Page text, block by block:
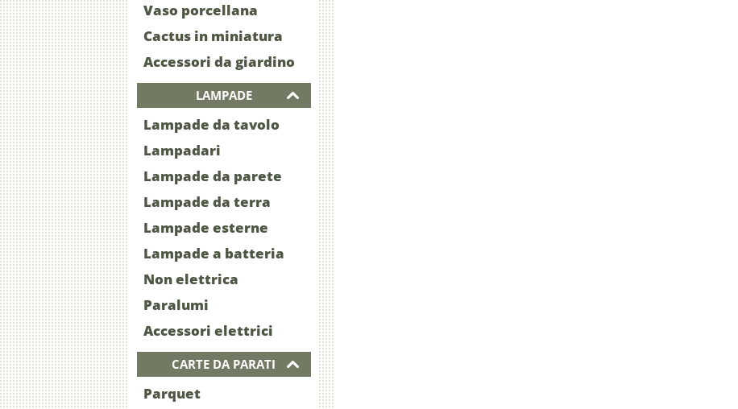
Vaso porcellana
Cactus in miniatura
Accessori da giardino
LAMPADE
Lampade da tavolo
Lampadari
Lampade da parete
Lampade da terra
Lampade esterne
Lampade a batteria
Non elettrica
Paralumi
Accessori elettrici
CARTE DA PARATI
Parquet